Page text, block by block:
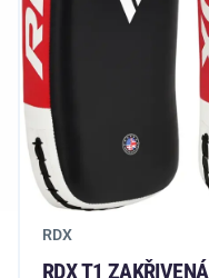
RDX
RDX T1